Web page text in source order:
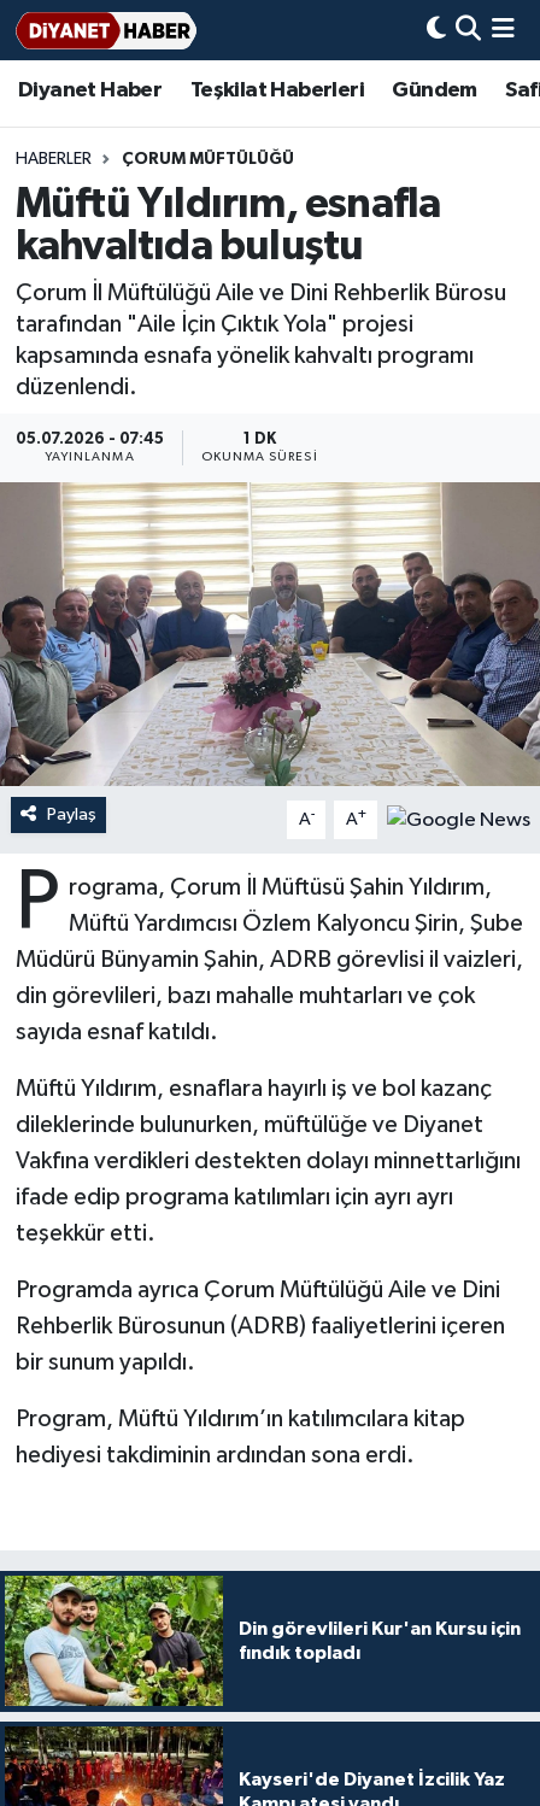
Diyanet Haber Teşkilat Haberleri Gündem
HABERLER ÇORUM MÜFTÜLÜĞÜ
Müftü Yıldırım, esnafla
kahvaltıda buluştu
Çorum İl Müftülüğü Aile ve Dini Rehberlik Bürosu
tarafından "Aile İçin Çıktık Yola" projesi
kapsamında esnafa yönelik kahvaltı programı
düzenlendi.
05.07.2026 - 07:45
YAYINLANMA
1 DK
OKUNMA SÜRESI
Paylaş A- A+
P rograma, Çorum İl Müftüsü Şahin Yıldırım,
Müftü Yardımcısı Özlem Kalyoncu Şirin, Şube
Müdürü Bünyamin Şahin, ADRB görevlisi il vaizleri,
din görevlileri, bazı mahalle muhtarları ve çok
sayıda esnaf katıldı.
Müftü Yıldırım, esnaflara hayırlı iş ve bol kazanç
dileklerinde bulunurken, müftülüğe ve Diyanet
Vakfına verdikleri destekten dolayı minnettarlığını
ifade edip programa katılımları için ayrı ayrı
teşekkür etti.
Programda ayrıca Çorum Müftülüğü Aile ve Dini
Rehberlik Bürosunun (ADRB) faaliyetlerini içeren
bir sunum yapıldı.
Program, Müftü Yıldırım’ın katılımcılara kitap
hediyesi takdiminin ardından sona erdi.
Din görevlileri Kur'an Kursu için
fındık topladı
Kayseri'de Diyanet İzcilik Yaz
Diyanet Haber
Teşkilat Haberleri
Adana Müftülüğü
Adıyaman Müftülüğü
Afyonkarahisar Müftülüğü
Ağrı Müftülüğü
Aksaray Müftülüğü
Amasya Müftülüğü
Ankara Müftülüğü
Antalya Müftülüğü
Ardahan Müftülüğü
Artvin Müftülüğü
Aydın Müftülüğü
Balıkesir Müftülüğü
Bartın Müftülüğü
Batman Müftülüğü
Bayburt Müftülüğü
Bilecik Müftülüğü
Bingöl Müftülüğü
Bitlis Müftülüğü
Bolu Müftülüğü
Bursa Müftülüğü
Çankırı Müftülüğü
Denizli Müftülüğü
Diyarbakır Müftülüğü
Düzce Müftülüğü
Edirne Müftülüğü
Gündem
#Keşfet
Bir Ayet
Bir Hikaye
Biyografiler
Dini kavramlar
Diyanet Bilgi
Diyanet Takvimi
Dualar
Hadislerle İslam
Kudüs
Kurban
Mukabele
Peygamberimizin Hayatı
Ramazan
Sahabeler
Zekat
Basında Bugün
DİYANET eKİTAP
Diyanet Dergi
Aile Dergisi
Aylık Dergi
TDV
Hutbeler
DİYANET AKADEMİ
DİYANET GENÇLİK
DİYANET RADYO/TV
DEPREM
Dünya
Eğitim
İmam Hatip Okulları
Kültür-Sanat
Aile
Sağlık
Makaleler
Başmakale
Duyurular
Hadis-i Şerifler
Hayat Okumaları
Bilim, Teknoloji
Diyanet TV
İhtida Haberleri
YAŞAM
Nöbetçi Eczaneler
Hava Durumu
Ankara Namaz Vakitleri
Trafik Durumu
Süper Lig Puan Durumu ve Fikstür
Tüm Manşetler
Son Dakika Haberleri
Haber Arşivi